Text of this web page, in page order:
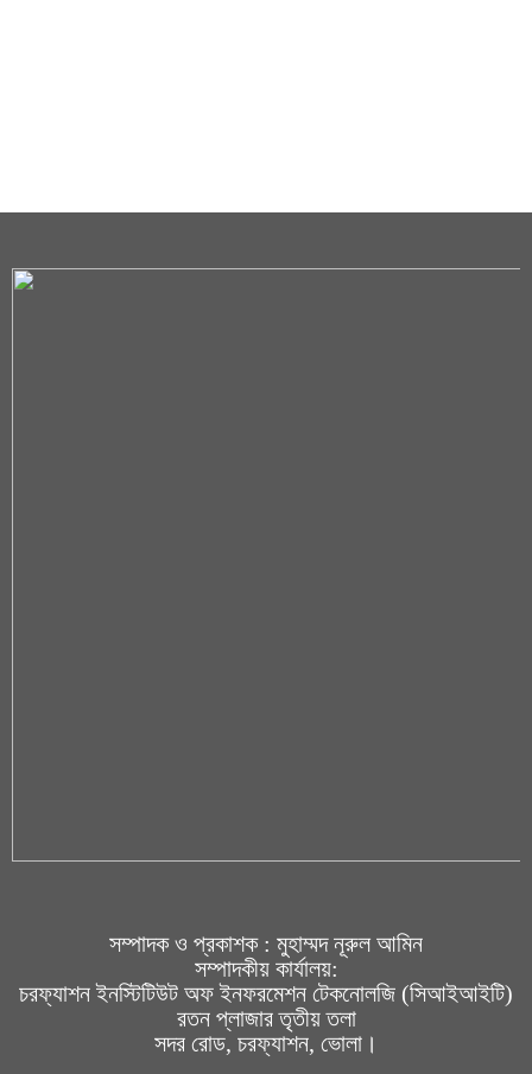
সম্পাদক ও প্রকাশক : মুহাম্মদ নূরুল আমিন
সম্পাদকীয় কার্যালয়:
চরফ্যাশন ইনস্টিটিউট অফ ইনফরমেশন টেকনোলজি (সিআইআইটি)
রতন প্লাজার তৃতীয় তলা
সদর রোড, চরফ্যাশন, ভোলা।